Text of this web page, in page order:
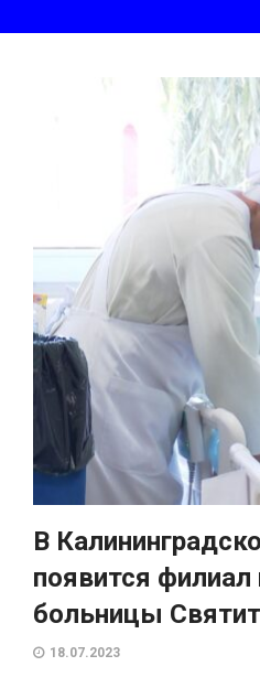
В
появится филиал
больницы
18.07.2023